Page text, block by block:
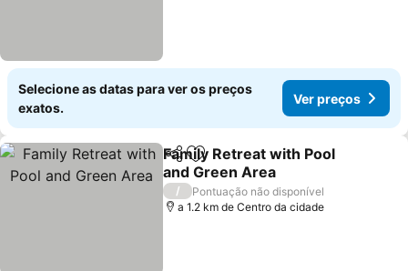
Selecione as datas para ver os preços
exatos.
Ver preços
PartilharAdicionar aos favoritos
Family Retreat with Pool
and Green Area
Ver preços
/
Pontuação não disponível
a 1.2 km de Centro da cidade